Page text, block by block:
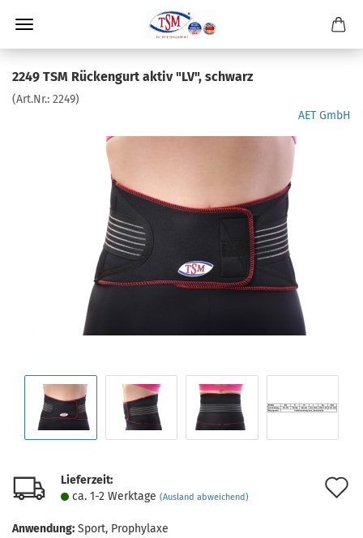
2249 TSM Rückengurt aktiv "LV", schwarz
(Art.Nr.: 2249)
AET GmbH
Lieferzeit:
ca. 1-2 Werktage (Ausland abweichend)
Anwendung: Sport, Prophylaxe